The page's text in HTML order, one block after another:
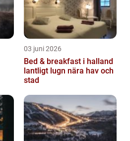
03 juni 2026
Bed & breakfast i halland
lantligt lugn nära hav och
stad